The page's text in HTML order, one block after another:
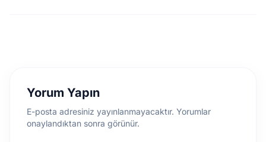
Yorum Yapın
E-posta adresiniz yayınlanmayacaktır. Yorumlar
onaylandıktan sonra görünür.